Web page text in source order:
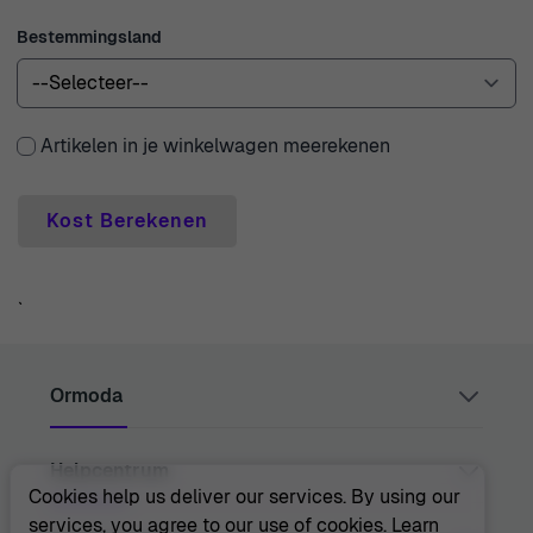
Bestemmingsland
Artikelen in je winkelwagen meerekenen
Kost Berekenen
`
Ormoda
Juul Grietensstraat 9/11, 2140 Antwerp, Belgium
support@ormoda.com
Maandag t/m donderdag tussen 09:30 en 18:00 uur
Helpcentrum
Cookies help us deliver our services. By using our
services, you agree to our use of cookies. Learn